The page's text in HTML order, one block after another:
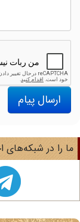
ارسال پیام
را در شبکه‌های